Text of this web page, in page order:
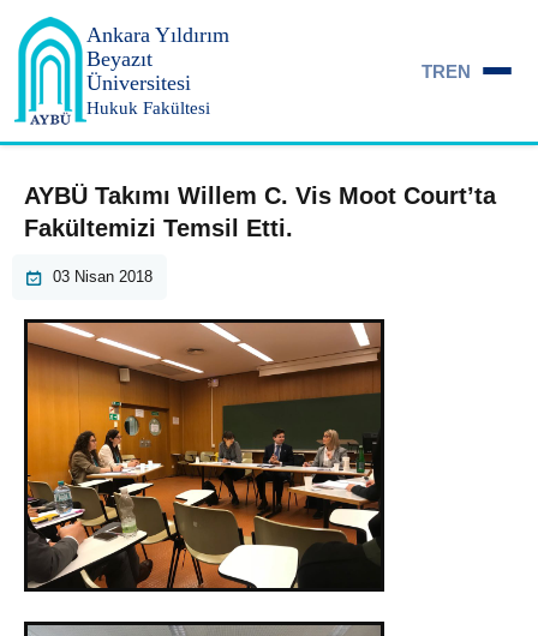
Ankara Yıldırım
Beyazıt
Üniversitesi
Hukuk Fakültesi
TREN
AYBÜ Takımı Willem C. Vis Moot Court’ta
Fakültemizi Temsil Etti.
03 Nisan 2018